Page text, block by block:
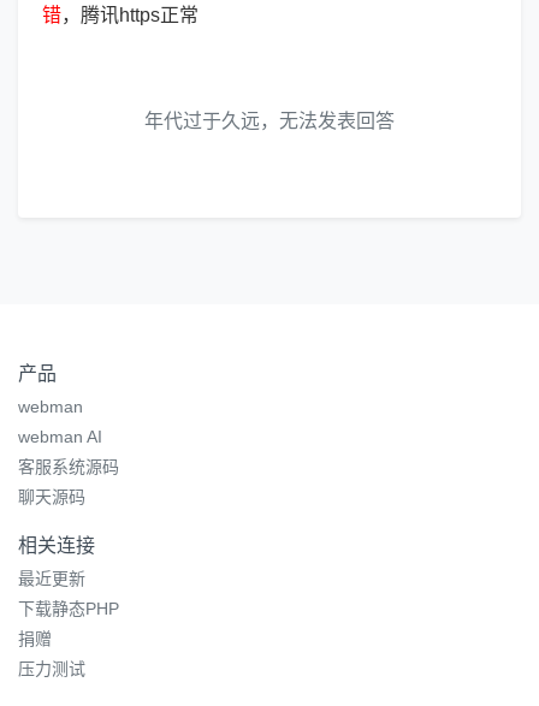
错，腾讯https正常
年代过于久远，无法发表回答
产品
webman
webman AI
客服系统源码
聊天源码
相关连接
最近更新
下载静态PHP
捐赠
压力测试